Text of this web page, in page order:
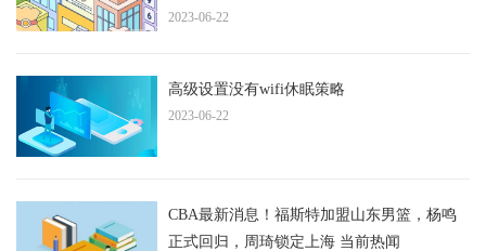
2023-06-22
高级设置没有wifi休眠策略
2023-06-22
CBA最新消息！福斯特加盟山东男篮，杨鸣
正式回归，周琦锁定上海 当前热闻